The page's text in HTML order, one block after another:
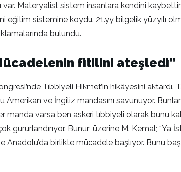
var. Materyalist sistem insanlara kendini
eğitim sistemine koydu. 21.yy bilgelik yüzyılı
bulundu.
fitilini ateşledi”
Tıbbiyeli Hikmet’in hikâyesini aktardı.
Amerikan ve İngiliz mandasını savunuyor.
manda varsa ben askeri tıbbiyeli olarak
gururlandırıyor. Bunun üzerine M. Kemal;
Anadolu’da birlikte mücadele başlıyor. Bunu